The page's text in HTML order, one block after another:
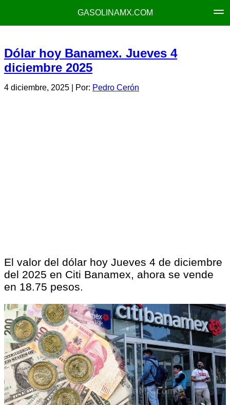
GASOLINAMX.COM
Dólar hoy Banamex. Jueves 4
diciembre 2025
4 diciembre, 2025 | Por: Pedro Cerón
El valor del dólar hoy Jueves 4 de diciembre
del 2025 en Citi Banamex, ahora se vende
en 18.75 pesos.